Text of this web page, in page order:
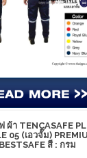
ผ้า TENCASAFE
05 (เอวจั๊ม)
BESTSAFE สี : กรม